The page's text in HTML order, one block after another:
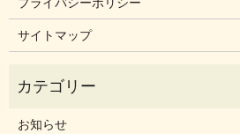
サイトマップ
お知らせ